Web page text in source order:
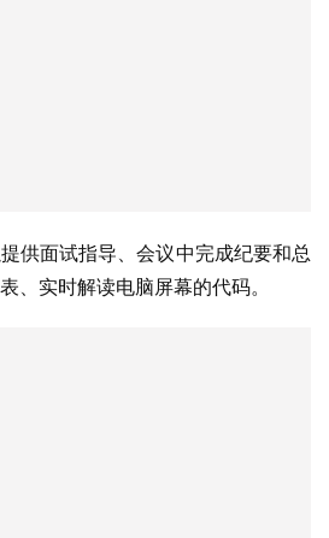
供面试指导、会议中完成纪要和总
、实时解读电脑屏幕的代码。